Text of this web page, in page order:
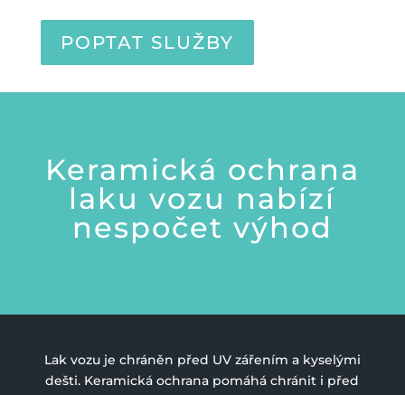
POPTAT SLUŽBY
Keramická ochrana
laku vozu nabízí
nespočet výhod
Lak vozu je chráněn před UV zářením a kyselými
dešti. Keramická ochrana pomáhá chránit i před